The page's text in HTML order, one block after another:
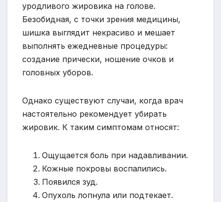
уродливого жировика на голове.
Безобидная, с точки зрения медицины,
шишка выглядит некрасиво и мешает
выполнять ежедневные процедуры:
создание прически, ношение очков и
головных уборов.
Однако существуют случаи, когда врач
настоятельно рекомендует убирать
жировик. К таким симптомам относят:
Ощущается боль при надавливании.
Кожные покровы воспалились.
Появился зуд.
Опухоль лопнула или подтекает.